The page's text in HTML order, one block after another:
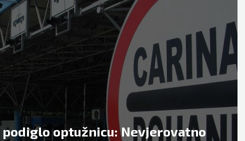
optužnicu: Nevjerovatno